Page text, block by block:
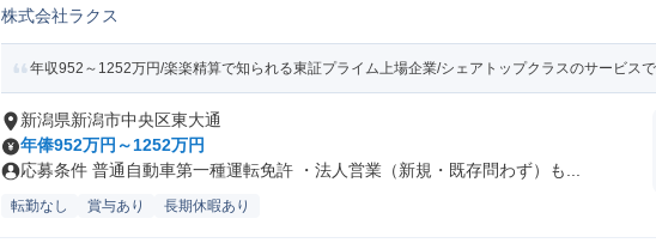
株式会社ラクス
年収952～1252万円/楽楽精算で知られる東証プライム上場企業/シェアトップクラスのサービス
新潟県新潟市中央区東大通
年俸952万円～1252万円
応募条件 普通自動車第一種運転免許 ・法人営業（新規・既存問わず）も...
転勤なし 賞与あり 長期休暇あり